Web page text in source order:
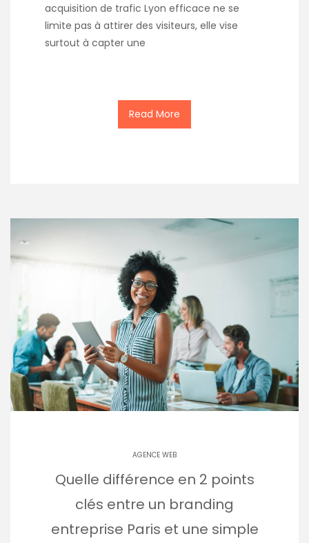
acquisition de trafic Lyon efficace ne se
limite pas à attirer des visiteurs, elle vise
surtout à capter une
Read More
AGENCE WEB
Quelle différence en 2 points
clés entre un branding
entreprise Paris et une simple